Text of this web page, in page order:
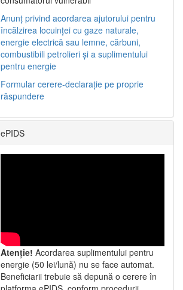
Anunț privind acordarea ajutorului pentru
încălzirea locuinței cu gaze naturale,
energie electrică sau lemne, cărbuni,
combustibili petrolieri și a suplimentului
pentru energie
Formular cerere-declarație pe proprie
răspundere
ePIDS
Atenție! Acordarea suplimentului pentru
energie (50 lei/lună) nu se face automat.
Beneficiarii trebuie să depună o cerere în